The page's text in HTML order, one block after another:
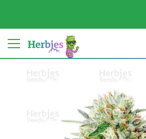
Dein Land: Vereinigte Staaten